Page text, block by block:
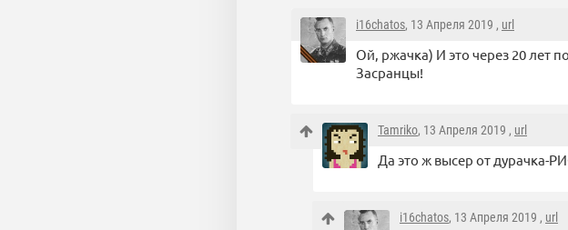
i16chatos, 13 Апреля 2019 , url
Ой, ржачка) И это через 20
Засранцы!
Tamriko, 13 Апреля 2019 , url
Да это ж высер от дурачка-
i16chatos, 13 Апреля 2019 , url